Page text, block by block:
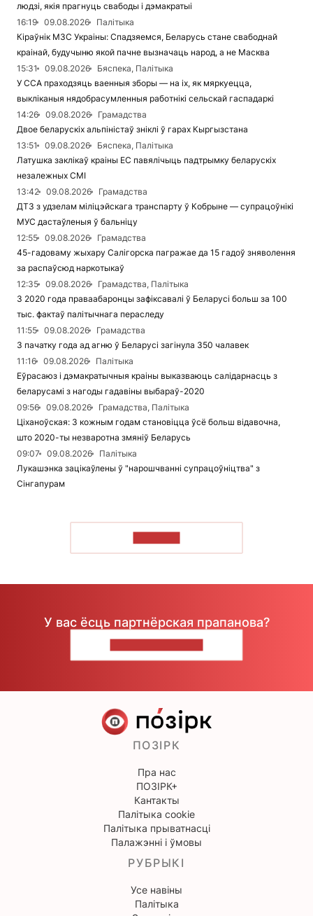
людзі, якія прагнуць свабоды і дэмакратыі
16:19
09.08.2026
Палітыка
Кіраўнік МЗС Украіны: Спадзяемся, Беларусь стане свабоднай
краінай, будучыню якой пачне вызначаць народ, а не Масква
15:31
09.08.2026
Бяспека, Палітыка
У ССА праходзяць ваенныя зборы — на іх, як мяркуецца,
выкліканыя нядобрасумленныя работнікі сельскай гаспадаркі
14:26
09.08.2026
Грамадства
Двое беларускіх альпіністаў зніклі ў гарах Кыргызстана
13:51
09.08.2026
Бяспека, Палітыка
Латушка заклікаў краіны ЕС павялічыць падтрымку беларускіх
незалежных СМІ
13:42
09.08.2026
Грамадства
ДТЗ з удзелам міліцэйскага транспарту ў Кобрыне — супрацоўнікі
МУС дастаўленыя ў бальніцу
12:55
09.08.2026
Грамадства
45-гадоваму жыхару Салігорска пагражае да 15 гадоў зняволення
за распаўсюд наркотыкаў
12:35
09.08.2026
Грамадства, Палітыка
З 2020 года праваабаронцы зафіксавалі ў Беларусі больш за 100
тыс. фактаў палітычнага пераследу
11:55
09.08.2026
Грамадства
З пачатку года ад агню ў Беларусі загінула 350 чалавек
11:16
09.08.2026
Палітыка
Еўрасаюз і дэмакратычныя краіны выказваюць салідарнасць з
беларусамі з нагоды гадавіны выбараў-2020
09:56
09.08.2026
Грамадства, Палітыка
Ціханоўская: З кожным годам становіцца ўсё больш відавочна,
што 2020-ты незваротна змяніў Беларусь
09:07
09.08.2026
Палітыка
Лукашэнка зацікаўлены ў "нарошчванні супрацоўніцтва" з
Сінгапурам
У вас ёсць партнёрская прапанова?
ПОЗІРК
Пра нас
ПОЗІРК+
Кантакты
Палітыка cookie
Палітыка прыватнасці
Палажэнні і ўмовы
РУБРЫКІ
Усе навіны
Палітыка